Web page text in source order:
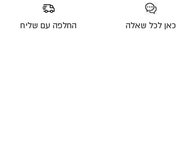
כאן לכל שאלה החלפה עם שליח